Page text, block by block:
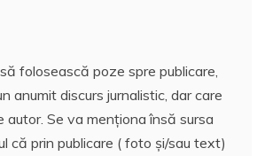
folosească poze spre publicare,
anumit discurs jurnalistic, dar care
autor. Se va menționa însă sursa
că prin publicare ( foto și/sau text)